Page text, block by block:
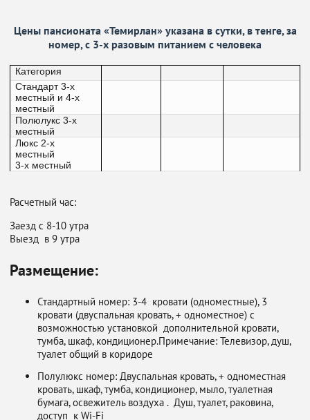
Категория
Стандарт 3-х
местный и 4-х
местный
Полюлукс 3-х
местный
Люкс 2-х
местный
3-х местный
Цены пансионата «Темирлан» указана в сутки, в тенге, за
номер, с 3-х разовым питанием с человека
Расчетный час:
Заезд с 8-10 утра
Выезд в 9 утра
Размещение:
Стандартный номер: 3-4 кровати (одноместные), 3
кровати (двуспальная кровать, + одноместное) с
возможностью установкой дополнительной кровати,
тумба, шкаф, кондиционер.Примечание: Телевизор, душ,
туалет общий в коридоре
Полулюкс номер: Двуспальная кровать, + одноместная
кровать, шкаф, тумба, кондиционер, мыло, туалетная
бумага, освежитель воздуха . Душ, туалет, раковина,
доступ к Wi-Fi